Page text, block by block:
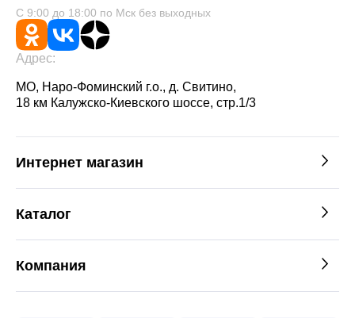
С 9:00 до 18:00 по Мск без выходных
Адрес:
МО, Наро-Фоминский г.о., д. Свитино,
18 км Калужско-Киевского шоссе, стр.1/3
Интернет магазин
Каталог
Компания